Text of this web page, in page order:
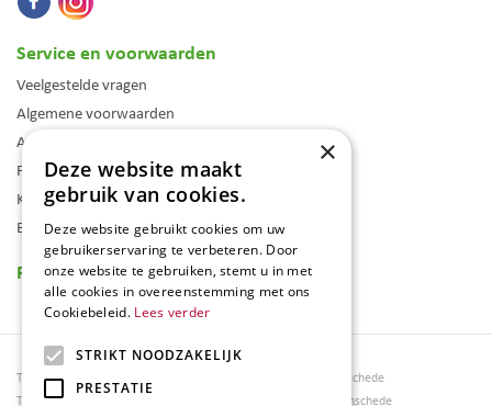
Service en voorwaarden
Veelgestelde vragen
Algemene voorwaarden
Assortiment
Folder
Klantenkaart
Blog
Reviews
Tuincentrum Borghuis
Tuinmeubels
Tuinmeubels Enschede
Tuinmeubelen Enschede
×
Deze website maakt
gebruik van cookies.
Deze website gebruikt cookies om uw
gebruikerservaring te verbeteren. Door
onze website te gebruiken, stemt u in met
alle cookies in overeenstemming met ons
Cookiebeleid. Lees verder
STRIKT NOODZAKELIJK
PRESTATIE